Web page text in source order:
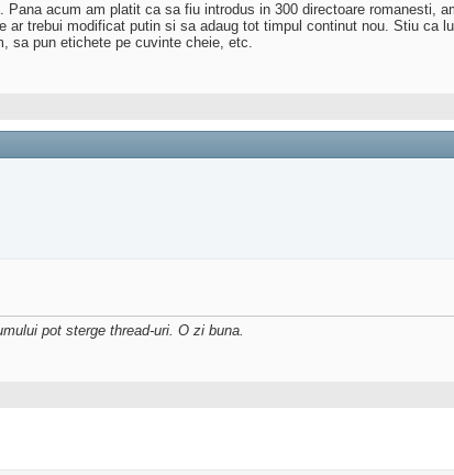
acum am platit ca sa fiu introdus in 300 directoare romanesti,
trebui modificat putin si sa adaug tot timpul continut nou. Stiu ca
sa pun etichete pe cuvinte cheie, etc.
pot sterge thread-uri. O zi buna.